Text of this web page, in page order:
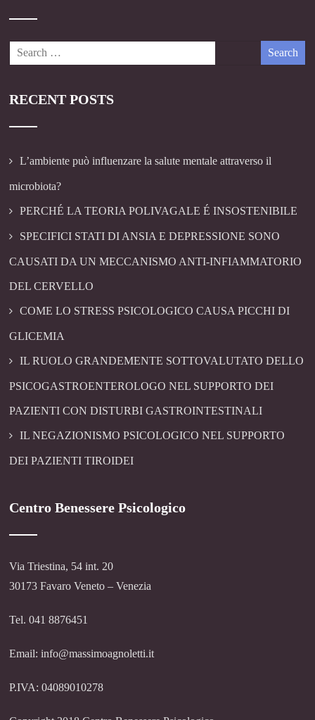
RECENT POSTS
L’ambiente può influenzare la salute mentale attraverso il
microbiota?
PERCHÉ LA TEORIA POLIVAGALE É INSOSTENIBILE
SPECIFICI STATI DI ANSIA E DEPRESSIONE SONO
CAUSATI DA UN MECCANISMO ANTI-INFIAMMATORIO
DEL CERVELLO
COME LO STRESS PSICOLOGICO CAUSA PICCHI DI
GLICEMIA
IL RUOLO GRANDEMENTE SOTTOVALUTATO DELLO
PSICOGASTROENTEROLOGO NEL SUPPORTO DEI
PAZIENTI CON DISTURBI GASTROINTESTINALI
IL NEGAZIONISMO PSICOLOGICO NEL SUPPORTO
DEI PAZIENTI TIROIDEI
Centro Benessere Psicologico
Via Triestina, 54 int. 20
30173 Favaro Veneto – Venezia
Tel. 041 8876451
Email: info@massimoagnoletti.it
P.IVA: 04089010278